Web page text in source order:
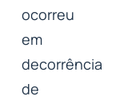
ocorreu
em
decorrência
de